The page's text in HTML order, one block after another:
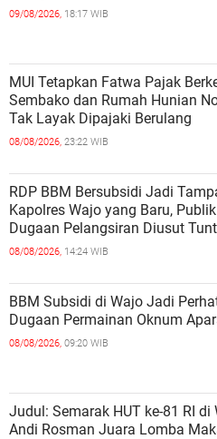
09/08/2026, 18:17 WIB
MUI Tetapkan Fatwa Pajak
Sembako dan Rumah Hunian
Tak Layak Dipajaki Berulang
08/08/2026, 23:22 WIB
RDP BBM Bersubsidi Jadi
Kapolres Wajo yang Baru,
Dugaan Pelangsiran Diusut
ada Pembiaran
08/08/2026, 14:24 WIB
BBM Subsidi di Wajo Jadi
Dugaan Permainan Oknum
08/08/2026, 09:20 WIB
Judul: Semarak HUT ke-81 RI di
Andi Rosman Juara Lomba